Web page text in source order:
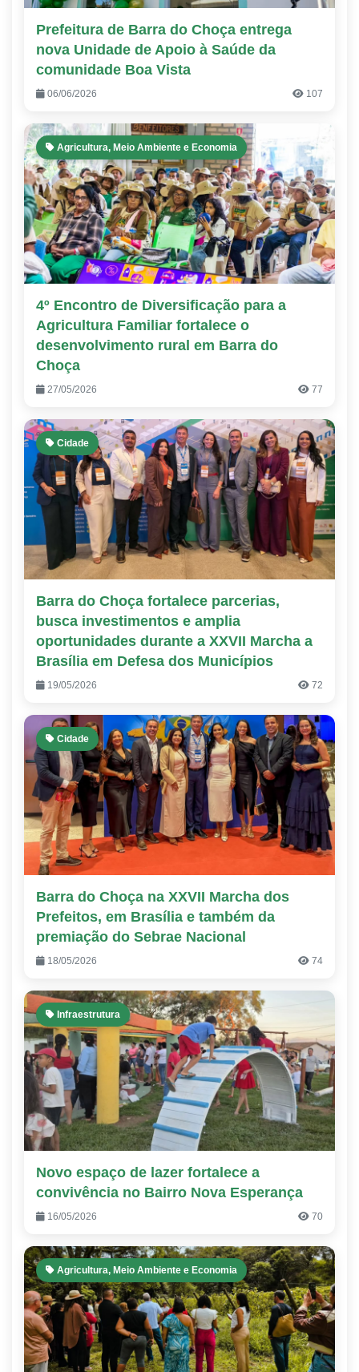
Prefeitura de Barra do Choça entrega
nova Unidade de Apoio à Saúde da
comunidade Boa Vista
06/06/2026 107
Agricultura, Meio Ambiente e Economia
4º Encontro de Diversificação para a
Agricultura Familiar fortalece o
desenvolvimento rural em Barra do
Choça
27/05/2026 77
Cidade
Barra do Choça fortalece parcerias,
busca investimentos e amplia
oportunidades durante a XXVII Marcha a
Brasília em Defesa dos Municípios
19/05/2026 72
Cidade
Barra do Choça na XXVII Marcha dos
Prefeitos, em Brasília e também da
premiação do Sebrae Nacional
18/05/2026 74
Infraestrutura
Novo espaço de lazer fortalece a
convivência no Bairro Nova Esperança
16/05/2026 70
Agricultura, Meio Ambiente e Economia